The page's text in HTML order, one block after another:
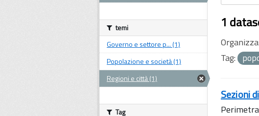
1
Tag:
Sezioni
temi
Governo e settore p... (1)
Popolazione e società (1)
Regioni e città (1)
Tag